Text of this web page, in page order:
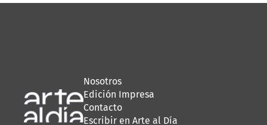
Nosotros
Edición Impresa
Contacto
Escribir en Arte al Día